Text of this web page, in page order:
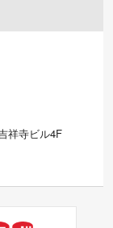
祥寺ビル4F